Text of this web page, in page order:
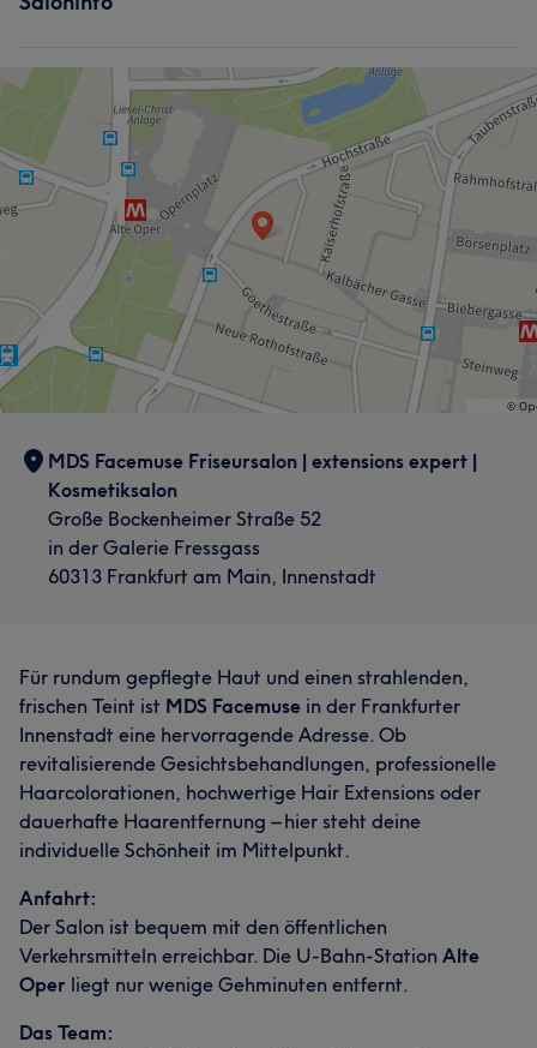
MDS Facemuse Friseursalon | extensions expert |
Kosmetiksalon
Große Bockenheimer Straße 52
in der Galerie Fressgass
60313 Frankfurt am Main, Innenstadt
Für rundum gepflegte Haut und einen strahlenden,
frischen Teint ist MDS Facemuse in der Frankfurter
Innenstadt eine hervorragende Adresse. Ob
revitalisierende Gesichtsbehandlungen, professionelle
Haarcolorationen, hochwertige Hair Extensions oder
dauerhafte Haarentfernung – hier steht deine
individuelle Schönheit im Mittelpunkt.
Anfahrt:
Der Salon ist bequem mit den öffentlichen
Verkehrsmitteln erreichbar. Die U-Bahn-Station Alte
Oper liegt nur wenige Gehminuten entfernt.
Das Team: